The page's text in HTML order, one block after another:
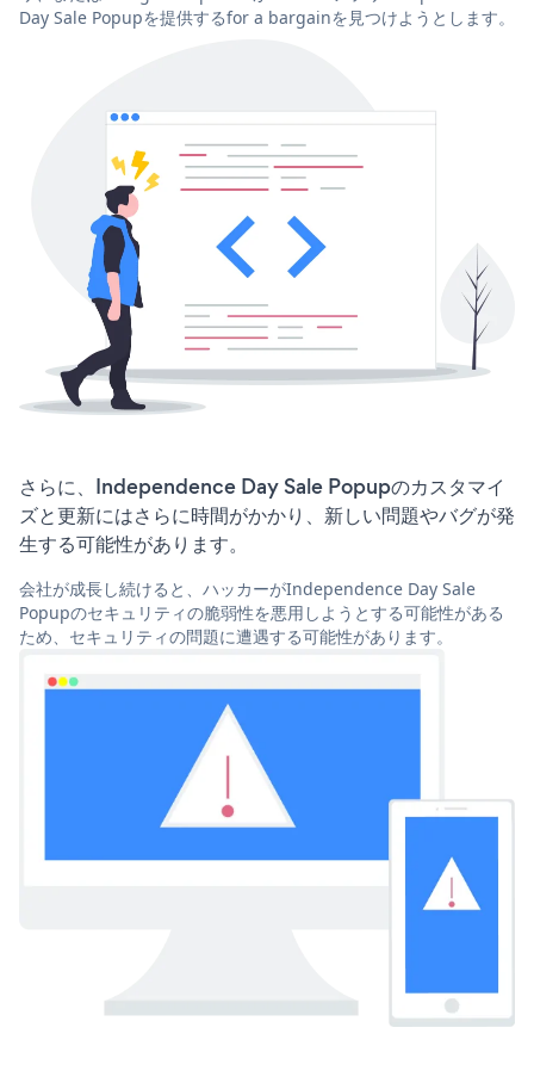
Day Sale Popupを提供するfor a bargainを見つけようとします。
さらに、Independence Day Sale Popupのカスタマイ
ズと更新にはさらに時間がかかり、新しい問題やバグが発
生する可能性があります。
会社が成長し続けると、ハッカーがIndependence Day Sale
Popupのセキュリティの脆弱性を悪用しようとする可能性がある
ため、セキュリティの問題に遭遇する可能性があります。